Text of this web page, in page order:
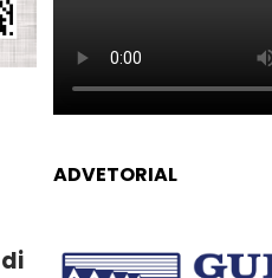
ADVETORIAL